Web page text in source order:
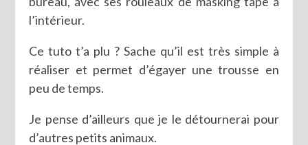
l’intérieur.
Ce tuto t’a plu ? Sache qu’il est très simple à
réaliser et permet d’égayer une trousse en
peu de temps.
Je pense d’ailleurs que je le détournerai pour
d’autres petits animaux.